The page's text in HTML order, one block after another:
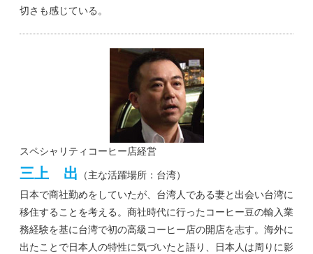
切さも感じている。
スペシャリティコーヒー店経営
三上 出
（主な活躍場所：台湾）
日本で商社勤めをしていたが、台湾人である妻と出会い台湾に
移住することを考える。商社時代に行ったコーヒー豆の輸入業
務経験を基に台湾で初の高級コーヒー店の開店を志す。海外に
出たことで日本人の特性に気づいたと語り、日本人は周りに影